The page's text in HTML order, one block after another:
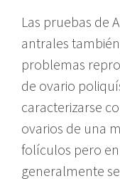
Las pruebas de
antrales
problemas
de ovario
caracterizarse
ovarios de una
folículos pero
generalmente